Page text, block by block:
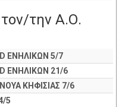
την Α.Ο.
ΕΝΗΛΙΚΩΝ 5/7
ΕΝΗΛΙΚΩΝ 21/6
ΚΗΦΙΣΙΑΣ 7/6
5